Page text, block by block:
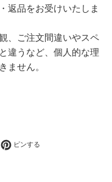
返品をお受けいたしま
、ご注文間違いやスペ
違うなど、個人的な理
ません。
るに投稿する
ピンする